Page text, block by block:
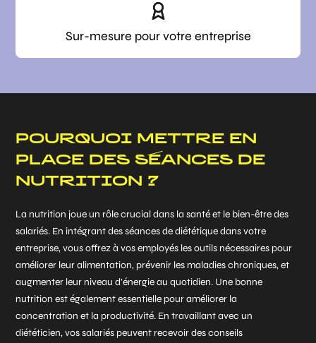
Sur-mesure pour votre entreprise
POURQUOI METTRE EN
PLACE DES SÉANCES DE
NUTRITION ?
La nutrition joue un rôle crucial dans la santé et le bien-être des
salariés. En intégrant des séances de diététique dans votre
entreprise, vous offrez à vos employés les outils nécessaires pour
améliorer leur alimentation, prévenir les maladies chroniques, et
augmenter leur niveau d’énergie au quotidien. Une bonne
nutrition est également essentielle pour améliorer la
concentration et la productivité. En travaillant avec un
diététicien, vos salariés peuvent recevoir des conseils